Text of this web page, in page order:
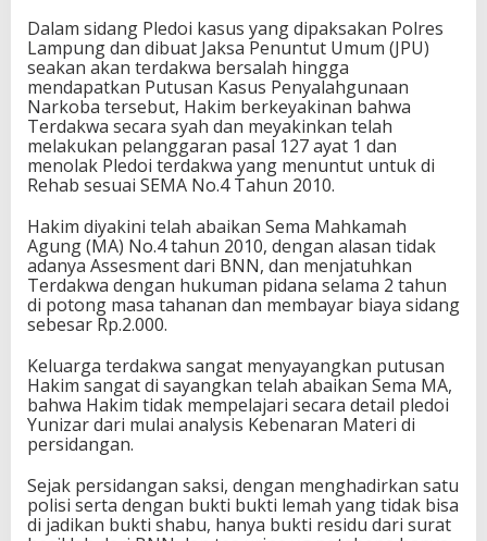
Dalam sidang Pledoi kasus yang dipaksakan Polres
Lampung dan dibuat Jaksa Penuntut Umum (JPU)
seakan akan terdakwa bersalah hingga
mendapatkan Putusan Kasus Penyalahgunaan
Narkoba tersebut, Hakim berkeyakinan bahwa
Terdakwa secara syah dan meyakinkan telah
melakukan pelanggaran pasal 127 ayat 1 dan
menolak Pledoi terdakwa yang menuntut untuk di
Rehab sesuai SEMA No.4 Tahun 2010.
Hakim diyakini telah abaikan Sema Mahkamah
Agung (MA) No.4 tahun 2010, dengan alasan tidak
adanya Assesment dari BNN, dan menjatuhkan
Terdakwa dengan hukuman pidana selama 2 tahun
di potong masa tahanan dan membayar biaya sidang
sebesar Rp.2.000.
Keluarga terdakwa sangat menyayangkan putusan
Hakim sangat di sayangkan telah abaikan Sema MA,
bahwa Hakim tidak mempelajari secara detail pledoi
Yunizar dari mulai analysis Kebenaran Materi di
persidangan.
Sejak persidangan saksi, dengan menghadirkan satu
polisi serta dengan bukti bukti lemah yang tidak bisa
di jadikan bukti shabu, hanya bukti residu dari surat